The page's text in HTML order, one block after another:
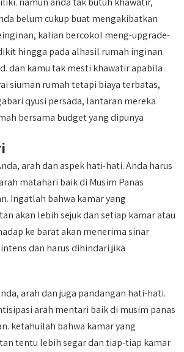
belum cukup buat mengakibatkan
kalian bercokol meng-upgrade-
hingga pada alhasil rumah inginan
dan kamu tak mesti khawatir apabila
siuman rumah tetapi biaya terbatas,
qyusi persada, lantaran mereka
bersama budget yang dipunya
arah dan aspek hati-hati. Anda harus
matahari baik di Musim Panas
Ingatlah bahwa kamar yang
akan lebih sejuk dan setiap kamar atau
ke barat akan menerima sinar
dan harus dihindari jika
arah dan juga pandangan hati-hati.
arah mentari baik di musim panas
ketahuilah bahwa kamar yang
tentu lebih segar dan tiap-tiap kamar